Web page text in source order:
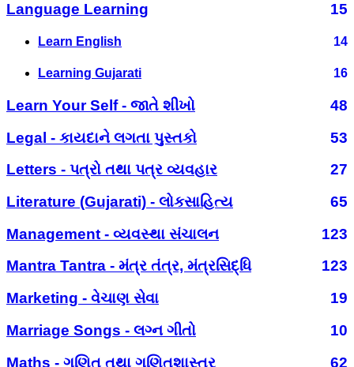
Language Learning
15
Learn English 14
Learning Gujarati 16
Learn Your Self - જાતે શીખો
48
Legal - કાયદાને લગતા પુસ્તકો
53
Letters - પત્રો તથા પત્ર વ્યવહાર
27
Literature (Gujarati) - લોકસાહિત્ય
65
Management - વ્યવસ્થા સંચાલન
123
Mantra Tantra - મંત્ર તંત્ર, મંત્રસિદ્ધિ
123
Marketing - વેચાણ સેવા
19
Marriage Songs - લગ્ન ગીતો
10
Maths - ગણિત તથા ગણિતશાસ્ત્ર
62